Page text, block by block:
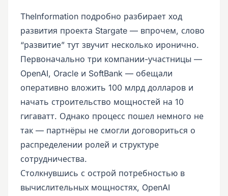
TheInformation подробно разбирает ход
развития проекта Stargate — впрочем, слово
“развитие” тут звучит несколько иронично.
Первоначально три компании-участницы —
OpenAI, Oracle и SoftBank — обещали
оперативно вложить 100 млрд долларов и
начать строительство мощностей на 10
гигаватт. Однако процесс пошел немного не
так — партнёры не смогли договориться о
распределении ролей и структуре
сотрудничества.
Столкнувшись с острой потребностью в
вычислительных мощностях, OpenAI